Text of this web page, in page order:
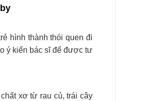
hình thành thói quen đi
ý kiến bác sĩ để được tư
xơ từ rau củ, trái cây